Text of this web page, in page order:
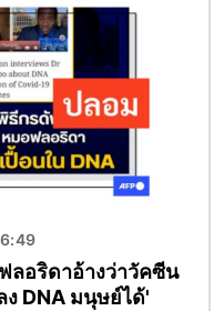
ลอริดาอ้างว่าวัคซีน
ง DNA มนุษย์ได้'